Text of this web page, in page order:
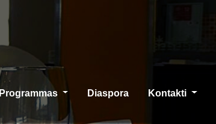
Programmas Diaspora Kontakti